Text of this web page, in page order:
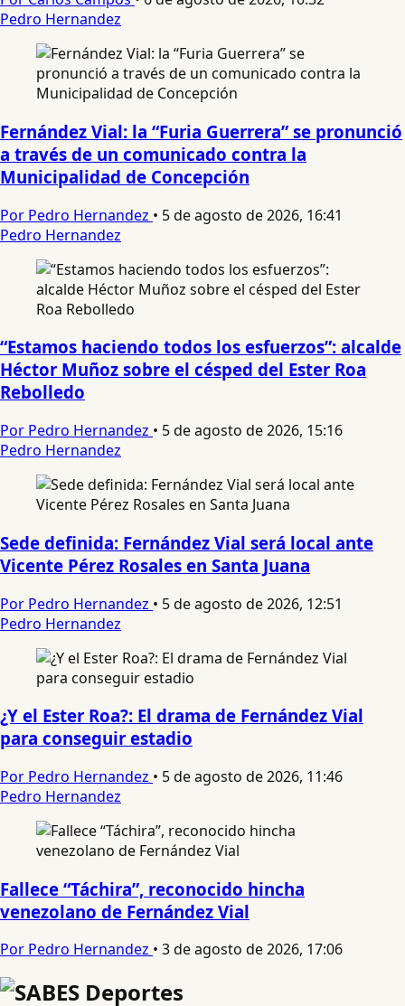
Pedro Hernandez
Fernández Vial: la “Furia Guerrera” se pronunció
a través de un comunicado contra la
Municipalidad de Concepción
Por Pedro Hernandez • 5 de agosto de 2026, 16:41
Pedro Hernandez
“Estamos haciendo todos los esfuerzos”: alcalde
Héctor Muñoz sobre el césped del Ester Roa
Rebolledo
Por Pedro Hernandez • 5 de agosto de 2026, 15:16
Pedro Hernandez
Sede definida: Fernández Vial será local ante
Vicente Pérez Rosales en Santa Juana
Por Pedro Hernandez • 5 de agosto de 2026, 12:51
Pedro Hernandez
¿Y el Ester Roa?: El drama de Fernández Vial
para conseguir estadio
Por Pedro Hernandez • 5 de agosto de 2026, 11:46
Pedro Hernandez
Fallece “Táchira”, reconocido hincha
venezolano de Fernández Vial
Por Pedro Hernandez • 3 de agosto de 2026, 17:06